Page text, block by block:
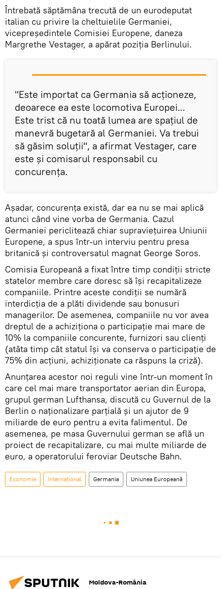
Întrebată săptămâna trecută de un eurodeputat
italian cu privire la cheltuielile Germaniei,
vicepreşedintele Comisiei Europene, daneza
Margrethe Vestager, a apărat poziţia Berlinului.
"Este importat ca Germania să acţioneze,
deoarece ea este locomotiva Europei...
Este trist că nu toată lumea are spaţiul de
manevră bugetară al Germaniei. Va trebui
să găsim soluţii", a afirmat Vestager, care
este şi comisarul responsabil cu
concurenţa.
Așadar, concurența există, dar ea nu se mai aplică
atunci când vine vorba de Germania. Cazul
Germaniei periclitează chiar supraviețuirea Uniunii
Europene, a spus într-un interviu pentru presa
britanică și controversatul magnat George Soros.
Comisia Europeană a fixat între timp condiţii stricte
statelor membre care doresc să îşi recapitalizeze
companiile. Printre aceste condiţii se numără
interdicţia de a plăti dividende sau bonusuri
managerilor. De asemenea, companiile nu vor avea
dreptul de a achiziţiona o participaţie mai mare de
10% la companiile concurente, furnizori sau clienţi
(atâta timp cât statul îşi va conserva o participaţie de
75% din acţiuni, achiziţionate ca răspuns la criză).
Anunţarea acestor noi reguli vine într-un moment în
care cel mai mare transportator aerian din Europa,
grupul german Lufthansa, discută cu Guvernul de la
Berlin o naţionalizare parţială şi un ajutor de 9
miliarde de euro pentru a evita falimentul. De
asemenea, pe masa Guvernului german se află un
proiect de recapitalizare, cu mai multe miliarde de
euro, a operatorului feroviar Deutsche Bahn.
Economie Internaţional Germania Uniunea Europeană
Moldova-România